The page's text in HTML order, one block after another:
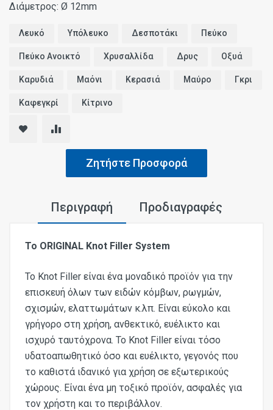
Διάμετρος: Ø 12mm
Λευκό Υπόλευκο Δεσποτάκι Πεύκο
Πεύκο Ανοικτό Χρυσαλλίδα Δρυς Οξυά
Καρυδιά Μαόνι Κερασιά Μαύρο Γκρι
Καφεγκρί Κίτρινο
Ζητήστε Προσφορά
Περιγραφή Προδιαγραφές
Το ORIGINAL Knot Filler System
Το Knot Filler είναι ένα μοναδικό προϊόν για την
επισκευή όλων των ειδών κόμβων, ρωγμών,
σχισμών, ελαττωμάτων κ.λπ. Είναι εύκολο και
γρήγορο στη χρήση, ανθεκτικό, ευέλικτο και
ισχυρό ταυτόχρονα. Το Knot Filler είναι τόσο
υδατοαπωθητικό όσο και ευέλικτο, γεγονός που
το καθιστά ιδανικό για χρήση σε εξωτερικούς
χώρους. Είναι ένα μη τοξικό προϊόν, ασφαλές για
τον χρήστη και το περιβάλλον.